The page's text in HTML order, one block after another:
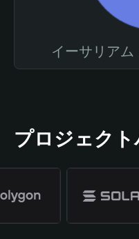
イーサリアム
プロジェク